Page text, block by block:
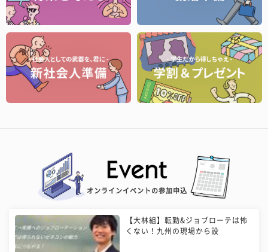
オンラインイベントの参加申込
【大林組】転勤&ジョブローテは怖
くない！九州の現場から設